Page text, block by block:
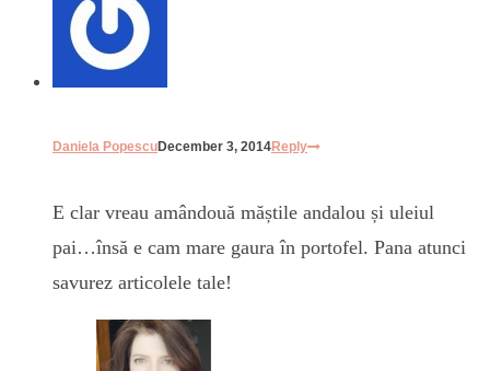
Daniela PopescuDecember 3, 2014Reply
E clar vreau amândouă măștile andalou și uleiul
pai…însă e cam mare gaura în portofel. Pana atunci
savurez articolele tale!